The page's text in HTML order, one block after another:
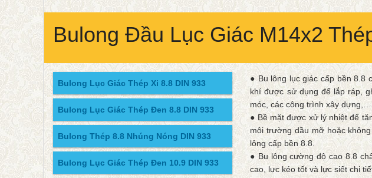
Bulong Đầu Lục Giác M14x2
Bulong Lục Giác Thép Xi 8.8 DIN 933
Bulong Lục Giác Thép Đen 8.8 DIN 933
Bulong Thép 8.8 Nhúng Nóng DIN 933
Bulong Lục Giác Thép Đen 10.9 DIN 933
● Bu lông lục giác cấp bền 8.8
khí được sử dụng để lắp ráp,
móc, các công trình xây dựng,…
● Bề mặt được xử lý nhiệt để
môi trường dầu mỡ hoặc
lông cấp bền 8.8.
● Bu lông cường độ cao 8.8
cao, lực kéo tốt và lực siết chi